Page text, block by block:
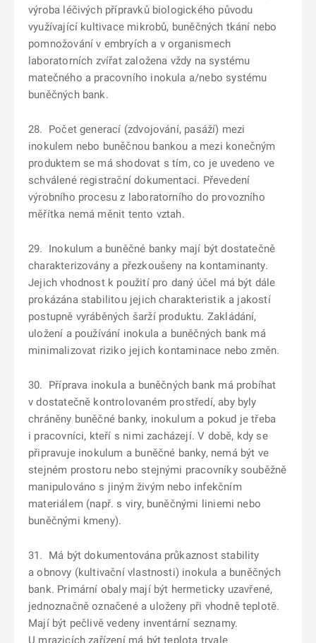
výroba léčivých přípravků biologického původu
využívající kultivace mikrobů, buněčných tkání nebo
pomnožování v embryích a v organismech
laboratorních zvířat založena vždy na systému
matečného a pracovního inokula a/nebo systému
buněčných bank.
28. Počet generací (zdvojování, pasáží) mezi
inokulem nebo buněčnou bankou a mezi konečným
produktem se má shodovat s tím, co je uvedeno ve
schválené registrační dokumentaci. Převedení
výrobního procesu z laboratorního do provozního
měřítka nemá měnit tento vztah.
29. Inokulum a buněčné banky mají být dostatečně
charakterizovány a přezkoušeny na kontaminanty.
Jejich vhodnost k použití pro daný účel má být dále
prokázána stabilitou jejich charakteristik a jakostí
postupně vyráběných šarží produktu. Zakládání,
uložení a používání inokula a buněčných bank má
minimalizovat riziko jejich kontaminace nebo změn.
30. Příprava inokula a buněčných bank má probíhat
v dostatečně kontrolovaném prostředí, aby byly
chráněny buněčné banky, inokulum a pokud je třeba
i pracovníci, kteří s nimi zacházejí. V době, kdy se
připravuje inokulum a buněčné banky, nemá být ve
stejném prostoru nebo stejnými pracovníky souběžně
manipulováno s jiným živým nebo infekčním
materiálem (např. s viry, buněčnými liniemi nebo
buněčnými kmeny).
31. Má být dokumentována průkaznost stability
a obnovy (kultivační vlastnosti) inokula a buněčných
bank. Primární obaly mají být hermeticky uzavřené,
jednoznačně označené a uloženy při vhodně teplotě.
Mají být pečlivě vedeny inventární seznamy.
U mrazicích zařízení má být teplota trvale